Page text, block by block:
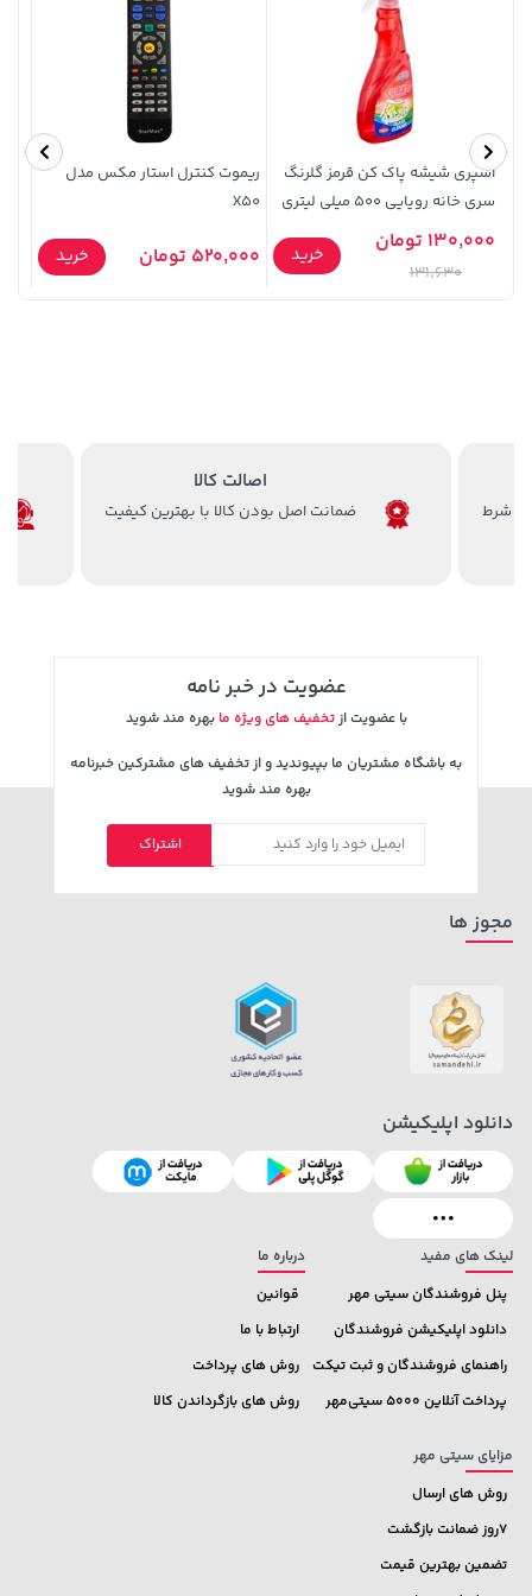
27,380,000 تومان خرید
1,187,000
خرید
خرید
40,580,000 تومان خرید 56,680,000 تومان
اسپری شیشه پاک کن قرمز گلرنگ
سری خانه رویایی 500 میلی لیتری
130,000 تومان
131,630
خرید
ریموت کنترل استار مکس مدل
X50
520,000 تومان خرید
اصالت کالا
ضمانت اصل بودن کالا با بهترین کیفیت
عضویت در خبر نامه
با عضویت ازتخفیف های ویژه ما بهره مند شوید
به باشگاه مشتریان ما بپیوندید و از تخفیف های مشترکین خبرنامه
بهره مند شوید
اشتراک
لینک های مفید
پنل فروشندگان سیتی مهر
دانلود اپلیکیشن فروشندگان
راهنمای فروشندگان و ثبت تیکت
پرداخت آنلاین 5000 سیتی‌مهر
درباره ما
قوانین
ارتباط با ما
روش های پرداخت
روش های بازگرداندن کالا
مزایای سیتی مهر
روش های ارسال
7روز ضمانت بازگشت
تضمین بهترین قیمت
مجوز ها
دانلود اپلیکیشن